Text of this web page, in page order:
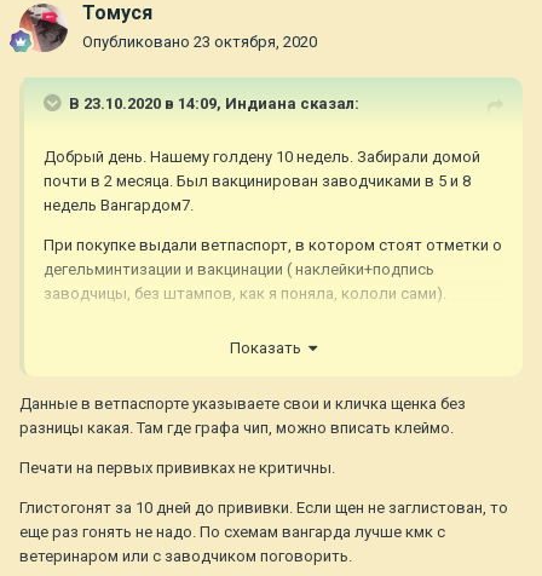
Томуся
Опубликовано 23 октября, 2020
В 23.10.2020 в 14:09, Индиана сказал:
Добрый день. Нашему голдену 10 недель. Забирали домой
почти в 2 месяца. Был вакцинирован заводчиками в 5 и 8
недель Вангардом7.
При покупке выдали ветпаспорт, в котором стоят отметки о
дегельминтизации и вакцинации ( наклейки+подпись
заводчицы, без штампов, как я поняла, кололи сами).
Данные щенка и заводчика вписываю как в щенячке?
Какую кличку указывать: как в метрике, или как называем?
Заводчица сказала, что это не принципиально, а мне как-то
В ветпаспорте увидела только графы под чип, а клеймо
никуда не заносится?
Показать
Данные в ветпаспорте указываете свои и кличка щенка без
разницы какая. Там где графа чип, можно вписать клеймо.
Печати на первых прививках не критичны.
Глистогонят за 10 дней до прививки. Если щен не заглистован, то
еще раз гонять не надо. По схемам вангарда лучше кмк с
ветеринаром или с заводчиком поговорить.